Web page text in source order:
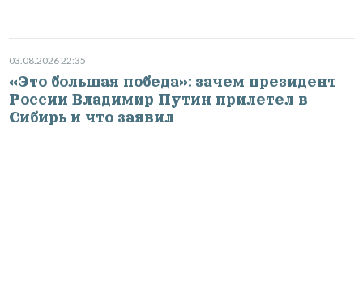
03.08.2026 22:35
«Это большая победа»: зачем президент
России Владимир Путин прилетел в
Сибирь и что заявил